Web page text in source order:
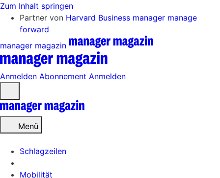
Zum Inhalt springen
Partner von Harvard Business manager manage
forward
manager magazin
Anmelden Abonnement Anmelden
öffnen
Menü
Schlagzeilen
Mobilität